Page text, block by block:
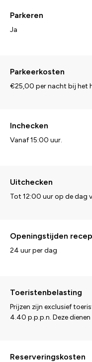
Parkeren
Ja
Parkeerkosten
€25,00 per nacht bij het
Inchecken
Vanaf 15:00 uur.
Uitchecken
Tot 12:00 uur op de dag
Openingstijden
24 uur per dag
Toeristenbelasting
Prijzen zijn exclusief
4.40 p.p.p.n. Deze
Reserveringskosten